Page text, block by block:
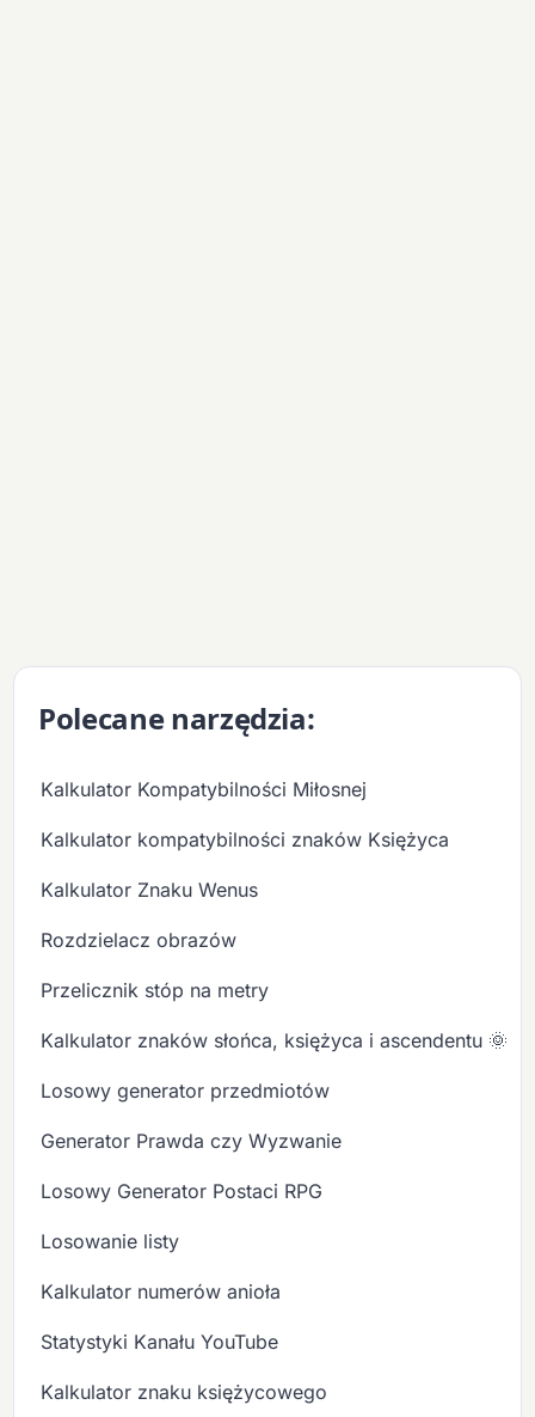
Polecane narzędzia:
Kalkulator Kompatybilności Miłosnej
Kalkulator kompatybilności znaków Księżyca
Kalkulator Znaku Wenus
Rozdzielacz obrazów
Przelicznik stóp na metry
Kalkulator znaków słońca, księżyca i ascendentu
Losowy generator przedmiotów
Generator Prawda czy Wyzwanie
Losowy Generator Postaci RPG
Losowanie listy
Kalkulator numerów anioła
Statystyki Kanału YouTube
Kalkulator znaku księżycowego